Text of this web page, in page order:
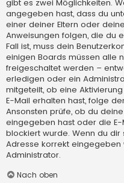
gibt es zwei Möglichkeiten.
angegeben hast, dass du
einer deiner Eltern oder
Anweisungen folgen, die du
Fall ist, muss dein
einigen Boards müssen alle
freigeschaltet werden –
erledigen oder ein
mitgeteilt, ob eine
E-Mail erhalten hast, folge
Ansonsten prüfe, ob du
eingegeben hast oder die
blockiert wurde. Wenn du
Adresse korrekt
Administrator.
Nach oben